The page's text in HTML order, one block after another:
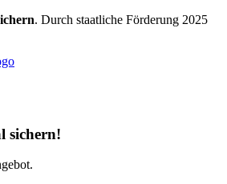
. Durch staatliche Förderung 2025
sichern!